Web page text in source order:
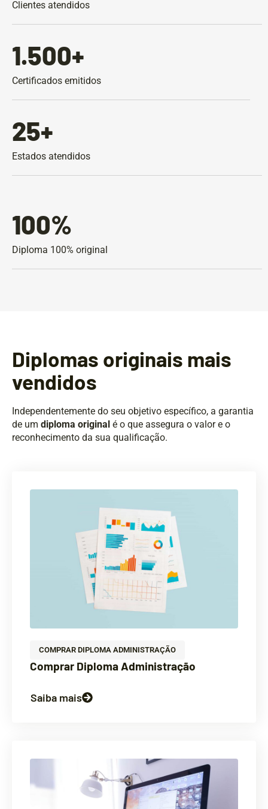
Clientes atendidos
1.500+
Certificados emitidos
25+
Estados atendidos
100%
Diploma 100% original
Diplomas originais mais
vendidos
Independentemente do seu objetivo específico, a garantia
de um diploma original é o que assegura o valor e o
reconhecimento da sua qualificação.
COMPRAR DIPLOMA ADMINISTRAÇÃO
Comprar Diploma Administração
Saiba mais